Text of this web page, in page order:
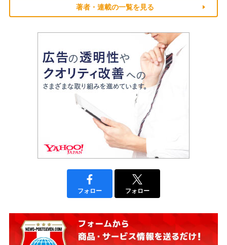
著者・連載の一覧を見る
フォロー フォロー